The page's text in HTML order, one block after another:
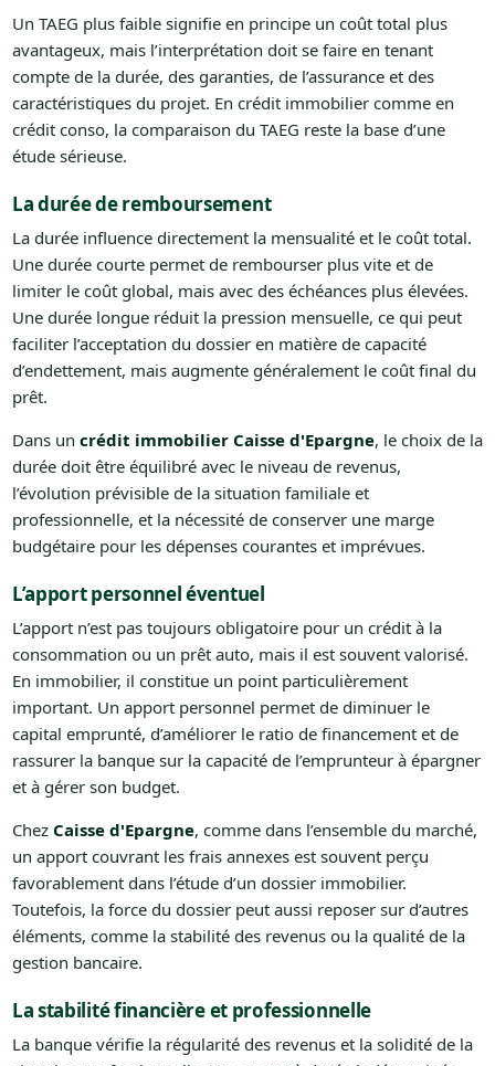
Un TAEG plus faible signifie en principe un coût total plus
avantageux, mais l’interprétation doit se faire en tenant
compte de la durée, des garanties, de l’assurance et des
caractéristiques du projet. En crédit immobilier comme en
crédit conso, la comparaison du TAEG reste la base d’une
étude sérieuse.
La durée de remboursement
La durée influence directement la mensualité et le coût total.
Une durée courte permet de rembourser plus vite et de
limiter le coût global, mais avec des échéances plus élevées.
Une durée longue réduit la pression mensuelle, ce qui peut
faciliter l’acceptation du dossier en matière de capacité
d’endettement, mais augmente généralement le coût final du
prêt.
Dans un crédit immobilier Caisse d'Epargne, le choix de la
durée doit être équilibré avec le niveau de revenus,
l’évolution prévisible de la situation familiale et
professionnelle, et la nécessité de conserver une marge
budgétaire pour les dépenses courantes et imprévues.
L’apport personnel éventuel
L’apport n’est pas toujours obligatoire pour un crédit à la
consommation ou un prêt auto, mais il est souvent valorisé.
En immobilier, il constitue un point particulièrement
important. Un apport personnel permet de diminuer le
capital emprunté, d’améliorer le ratio de financement et de
rassurer la banque sur la capacité de l’emprunteur à épargner
et à gérer son budget.
Chez Caisse d'Epargne, comme dans l’ensemble du marché,
un apport couvrant les frais annexes est souvent perçu
favorablement dans l’étude d’un dossier immobilier.
Toutefois, la force du dossier peut aussi reposer sur d’autres
éléments, comme la stabilité des revenus ou la qualité de la
gestion bancaire.
La stabilité financière et professionnelle
La banque vérifie la régularité des revenus et la solidité de la